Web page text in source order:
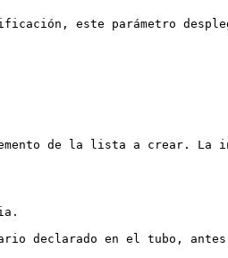
este parámetro
de la lista a crear. La
declarado en el tubo,